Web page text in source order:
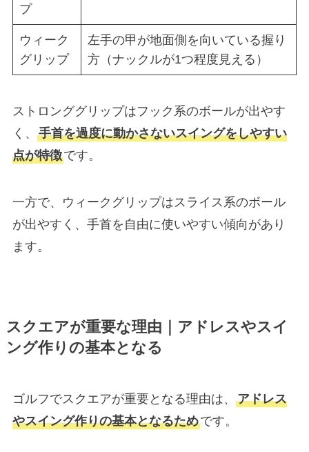
プ
ウィーク
グリップ
左手の甲が地面側を向いている握り
方（ナックルが1つ程度見える）
ストロンググリップはフック系のボールが出やす
く、 手首を過度に動かさないスイングをしやすい
点が特徴です。
一方で、ウィークグリップはスライス系のボール
が出やすく、手首を自由に使いやすい傾向があり
ます。
スクエアが重要な理由｜アドレスやスイ
ング作りの基本となる
ゴルフでスクエアが重要となる理由は、 アドレス
やスイング作りの基本となるためです。